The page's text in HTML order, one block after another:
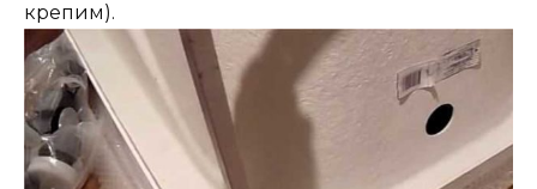
крепим).